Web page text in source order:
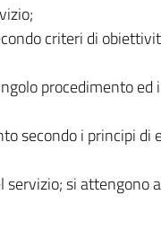
criteri di
procedimento ed
secondo i principi di
si attengono